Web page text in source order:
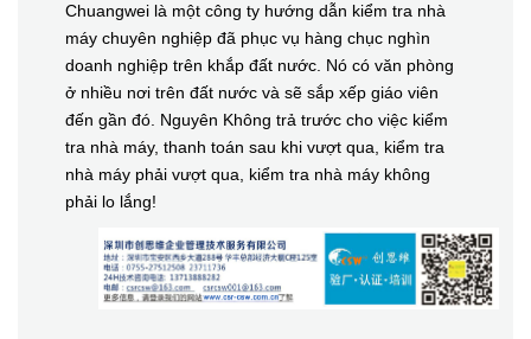
Chuangwei là một công ty hướng dẫn kiểm tra nhà
máy chuyên nghiệp đã phục vụ hàng chục nghìn
doanh nghiệp trên khắp đất nước. Nó có văn phòng
ở nhiều nơi trên đất nước và sẽ sắp xếp giáo viên
đến gần đó. Nguyên Không trả trước cho việc kiểm
tra nhà máy, thanh toán sau khi vượt qua, kiểm tra
nhà máy phải vượt qua, kiểm tra nhà máy không
phải lo lắng!